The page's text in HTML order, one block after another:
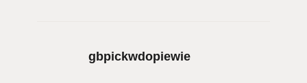
gbpickwdopiewie